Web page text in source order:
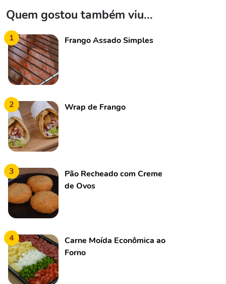
Quem gostou também viu...
1 Frango Assado Simples
2 Wrap de Frango
3
Pão Recheado com Creme
de Ovos
4
Carne Moída Econômica ao
Forno